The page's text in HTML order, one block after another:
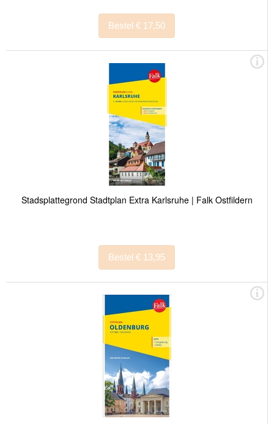
Bestel € 17,50
Stadsplattegrond Stadtplan Extra Karlsruhe | Falk Ostfildern
Bestel € 13,95